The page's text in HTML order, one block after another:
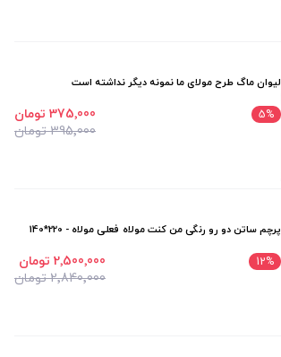
لیوان ماگ طرح مولای ما نمونه دیگر نداشته است
5%
395٬000 تومان
375٬000 تومان
پرچم ساتن دو رو رنگی من کنت مولاه فعلی مولاه - 220*140
12%
2٬840٬000 تومان
2٬500٬000 تومان